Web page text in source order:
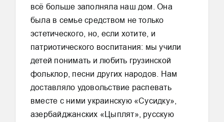
всё больше заполняла наш дом. Она
была в семье средством не только
эстетического, но, если хотите, и
патриотического воспитания: мы учили
детей понимать и любить грузинской
фольклор, песни других народов. Нам
доставляло удовольствие распевать
вместе с ними украинскую «Сусидку»,
азербайджанских «Цыплят», русскую